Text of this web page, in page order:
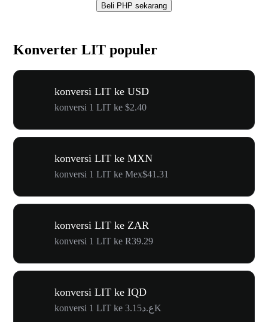
Beli PHP sekarang
Konverter LIT populer
konversi LIT ke USD
konversi 1 LIT ke $2.40
konversi LIT ke MXN
konversi 1 LIT ke Mex$41.31
konversi LIT ke ZAR
konversi 1 LIT ke R39.29
konversi LIT ke IQD
konversi 1 LIT ke ع.د3.15K